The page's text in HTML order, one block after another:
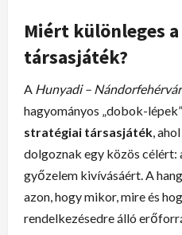
Miért különleges
társasjáték?
A Hunyadi –
hagyományos „dobok-
stratégiai társasjáték ,
dolgoznak egy közös célért:
győzelem kivívásáért. A
azon, hogy mikor, mire és
rendelkezésedre álló